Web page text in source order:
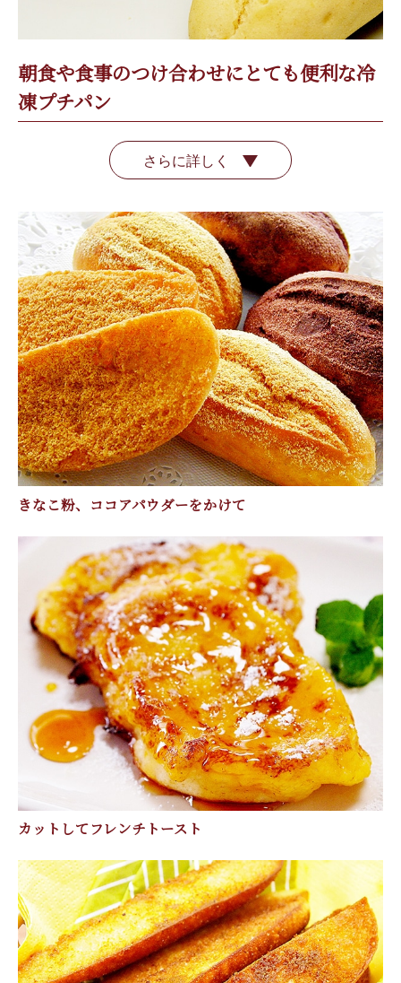
朝食や食事のつけ合わせにとても便利な冷
凍プチパン
さらに詳しく
きなこ粉、ココアパウダーをかけて
カットしてフレンチトースト